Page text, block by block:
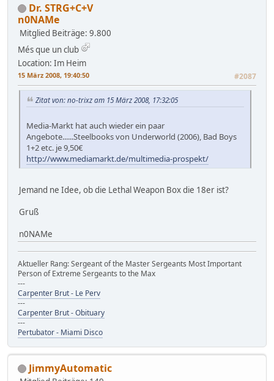
Dr. STRG+C+V
n0NAMe
Mitglied Beiträge: 9.800
Més que un club
Location: Im Heim
15 März 2008, 19:40:50 #2087
Zitat von: no-trixz am 15 März 2008, 17:32:05
Media-Markt hat auch wieder ein paar
Angebote......Steelbooks von Underworld (2006), Bad Boys
1+2 etc. je 9,50€
http://www.mediamarkt.de/multimedia-prospekt/
Jemand ne Idee, ob die Lethal Weapon Box die 18er ist?
Gruß
n0NAMe
Aktueller Rang: Sergeant of the Master Sergeants Most Important
Person of Extreme Sergeants to the Max
---
Carpenter Brut - Le Perv
---
Carpenter Brut - Obituary
---
Pertubator - Miami Disco
JimmyAutomatic